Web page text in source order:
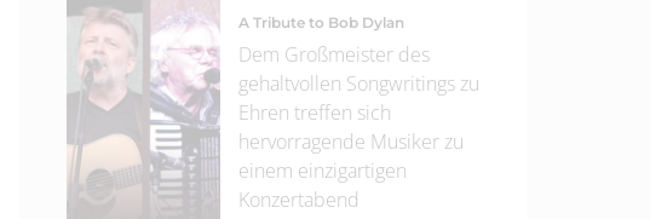
A Tribute to Bob Dylan
Dem Großmeister des
gehaltvollen Songwritings zu
Ehren treffen sich
hervorragende Musiker zu
einem einzigartigen
Konzertabend